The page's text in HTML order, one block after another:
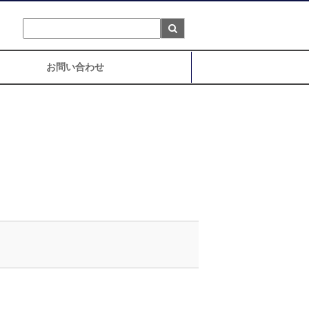
お問い合わせ